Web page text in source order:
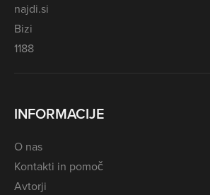
najdi.si
Bizi
1188
INFORMACIJE
O nas
Kontakti in pomoč
Avtorji